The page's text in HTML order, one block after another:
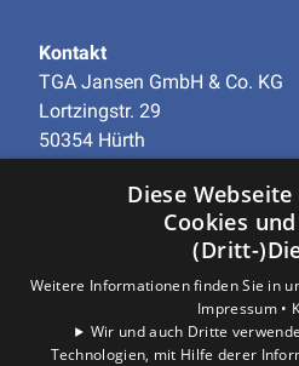
Kontakt
TGA Jansen GmbH & Co. KG
Lortzingstr. 29
50354 Hürth
info@tga-jansen.de
AGB
·Datenschutz ·
Barrierefreiheitserklärung
Diese
Cookies
(Dritt-
Weitere Informationen finden Sie in
Impressum •
Wir und auch Dritte
Technologien, mit Hilfe derer